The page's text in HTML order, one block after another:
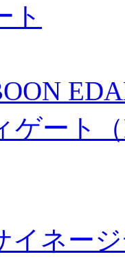
ト
ゲート
イネー